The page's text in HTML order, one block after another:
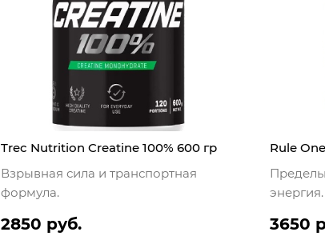
Trec Nutrition Creatine 100% 600 гр
Взрывная сила и транспортная
формула.
2850 руб.
Rule
энергия.
3650